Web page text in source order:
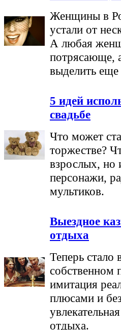
Женщины в
устали от
А любая
потрясающе,
выделить еще
5 идей
свадьбе
Что может
торжестве?
взрослых, но
персонажи,
мультиков.
Выездное
отдыха
Теперь стало
собственном
имитация
плюсами и
отдыха.